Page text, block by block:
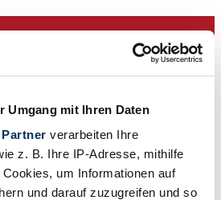
Umgang mit Ihren Daten
Partner verarbeiten Ihre
z. B. Ihre IP-Adresse, mithilfe
um Informationen auf
und darauf zuzugreifen und so